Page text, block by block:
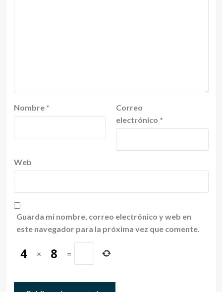
Nombre *
Correo
electrónico *
Web
Guarda mi nombre, correo electrónico y web en
este navegador para la próxima vez que comente.
× =